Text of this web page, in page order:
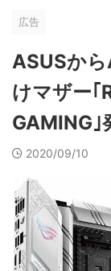
広告
ASUSか
けマザー｢
GAMING｣
2020/09/10